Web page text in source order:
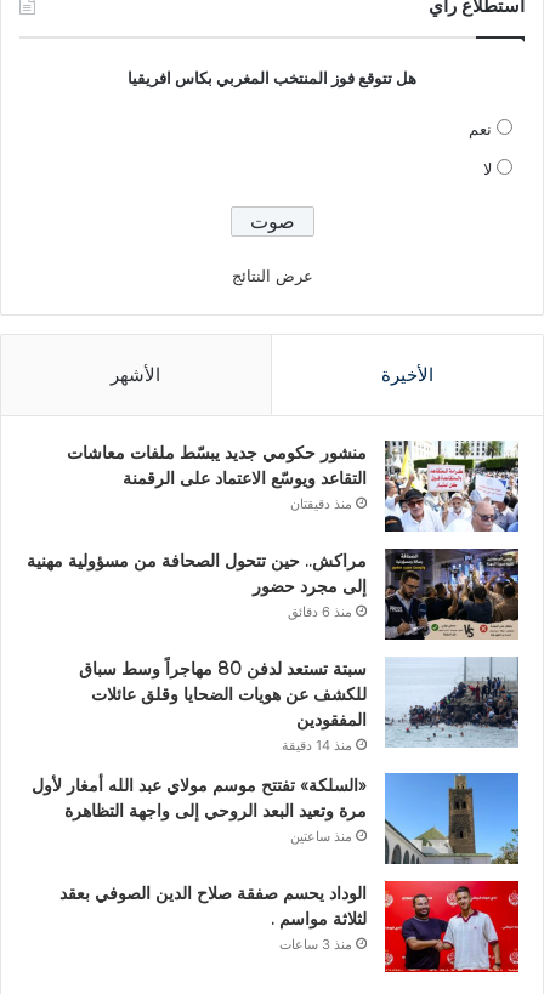
استطلاع راي
هل تتوقع فوز المنتخب المغربي بكاس افريقيا
نعم
لا
عرض النتائج
الأخيرة الأشهر
منشور حكومي جديد يبسّط ملفات معاشات
التقاعد ويوسّع الاعتماد على الرقمنة
منذ دقيقتان
مراكش.. حين تتحول الصحافة من مسؤولية مهنية
إلى مجرد حضور
منذ 6 دقائق
سبتة تستعد لدفن 80 مهاجراً وسط سباق
للكشف عن هويات الضحايا وقلق عائلات
المفقودين
منذ 14 دقيقة
«السلكة» تفتتح موسم مولاي عبد الله أمغار لأول
مرة وتعيد البعد الروحي إلى واجهة التظاهرة
منذ ساعتين
الوداد يحسم صفقة صلاح الدين الصوفي بعقد
لثلاثة مواسم .
منذ 3 ساعات